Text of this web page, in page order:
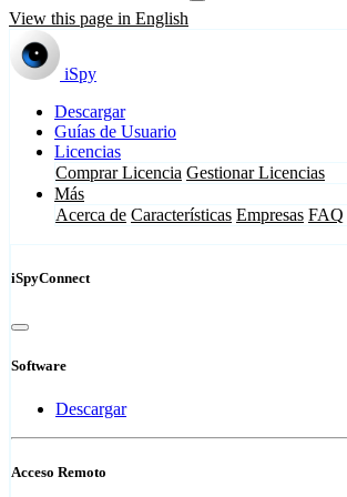
View this page in English
iSpy
Descargar
Guías de Usuario
Licencias
Comprar Licencia Gestionar Licencias
Más
Acerca de Características Empresas FAQ
iSpyConnect
Software
Descargar
Acceso Remoto